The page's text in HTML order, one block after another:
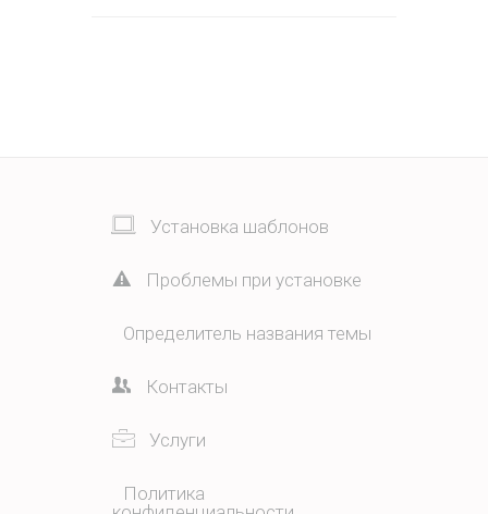
Установка шаблонов
Проблемы при установке
Определитель названия темы
Контакты
Услуги
Политика